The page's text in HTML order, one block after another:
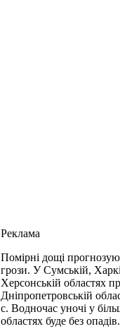
Реклама
Помірні дощі
грози. У Сумській,
Херсонській областях
Дніпропетровській
с. Водночас уночі у
областях буде без опадів.